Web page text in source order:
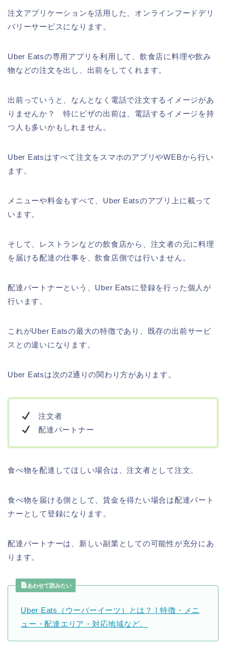
注文アプリケーションを活用した、オンラインフードデリ
バリーサービスになります。
Uber Eatsの専用アプリを利用して、飲食店に料理や飲み
物などの注文を出し、出前をしてくれます。
出前っていうと、なんとなく電話で注文するイメージがあ
りませんか？ 特にピザの出前は、電話するイメージを持
つ人も多いかもしれません。
Uber Eatsはすべて注文をスマホのアプリやWEBから行い
ます。
メニューや料金もすべて、Uber Eatsのアプリ上に載って
います。
そして、レストランなどの飲食店から、注文者の元に料理
を届ける配達の仕事を、飲食店側では行いません。
配達パートナーという、Uber Eatsに登録を行った個人が
行います。
これがUber Eatsの最大の特徴であり、既存の出前サービ
スとの違いになります。
Uber Eatsは次の2通りの関わり方があります。
注文者
配達パートナー
食べ物を配達してほしい場合は、注文者として注文。
食べ物を届ける側として、賃金を得たい場合は配達パート
ナーとして登録になります。
配達パートナーは、新しい副業としての可能性が充分にあ
ります。
あわせて読みたい
Uber Eats（ウーバーイーツ）とは？ | 特徴・メニ
ュー・配達エリア・対応地域など。